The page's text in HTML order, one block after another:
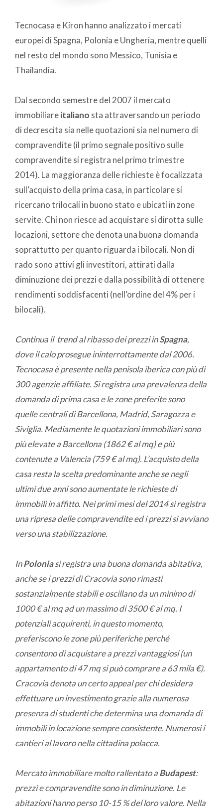
Tecnocasa e Kiron hanno analizzato i mercati
europei di Spagna, Polonia e Ungheria, mentre quelli
nel resto del mondo sono Messico, Tunisia e
Thailandia.
Dal secondo semestre del 2007 il mercato
immobiliareitaliano sta attraversando un periodo
di decrescita sia nelle quotazioni sia nel numero di
compravendite (il primo segnale positivo sulle
compravendite si registra nel primo trimestre
2014). La maggioranza delle richieste è focalizzata
sull’acquisto della prima casa, in particolare si
ricercano trilocali in buono stato e ubicati in zone
servite. Chi non riesce ad acquistare si dirotta sulle
locazioni, settore che denota una buona domanda
soprattutto per quanto riguarda i bilocali. Non di
rado sono attivi gli investitori, attirati dalla
diminuzione dei prezzi e dalla possibilità di ottenere
rendimenti soddisfacenti (nell’ordine del 4% per i
bilocali).
Continua il trend al ribasso dei prezzi inSpagna,
dove il calo prosegue ininterrottamente dal 2006.
Tecnocasa è presente nella penisola iberica con più di
300 agenzie affiliate. Si registra una prevalenza della
domanda di prima casa e le zone preferite sono
quelle centrali di Barcellona, Madrid, Saragozza e
Siviglia. Mediamente le quotazioni immobiliari sono
più elevate a Barcellona (1862 € al mq) e più
contenute a Valencia (759 € al mq). L’acquisto della
casa resta la scelta predominante anche se negli
ultimi due anni sono aumentate le richieste di
immobili in affitto. Nei primi mesi del 2014 si registra
una ripresa delle compravendite ed i prezzi si avviano
verso una stabilizzazione.
InPoloniasi registra una buona domanda abitativa,
anche se i prezzi di Cracovia sono rimasti
sostanzialmente stabili e oscillano da un minimo di
1000 € al mq ad un massimo di 3500 € al mq. I
potenziali acquirenti, in questo momento,
preferiscono le zone più periferiche perché
consentono di acquistare a prezzi vantaggiosi (un
appartamento di 47 mq si può comprare a 63 mila €).
Cracovia denota un certo appeal per chi desidera
effettuare un investimento grazie alla numerosa
presenza di studenti che determina una domanda di
immobili in locazione sempre consistente. Numerosi i
cantieri al lavoro nella cittadina polacca.
Mercato immobiliare molto rallentato aBudapest:
prezzi e compravendite sono in diminuzione. Le
abitazioni hanno perso 10-15 % del loro valore. Nella